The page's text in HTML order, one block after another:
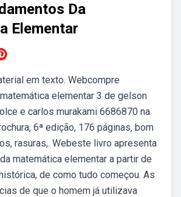
Da
Elementar
em texto. Webcompre
elementar 3 de gelson
e carlos murakami 6686870 na
6ª edição, 176 páginas, bom
rasuras,. Webeste livro apresenta
matemática elementar a partir de
de como tudo começou. As
de que o homem já utilizava